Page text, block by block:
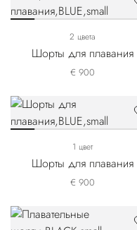
2 цвета
Шорты для плавания
€ 900
1 цвет
Шорты для плавания
€ 900